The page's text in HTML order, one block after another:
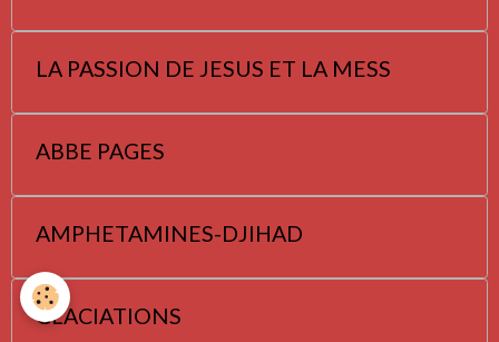
LA PASSION DE JESUS ET LA MESS
ABBE PAGES
AMPHETAMINES-DJIHAD
GLACIATIONS